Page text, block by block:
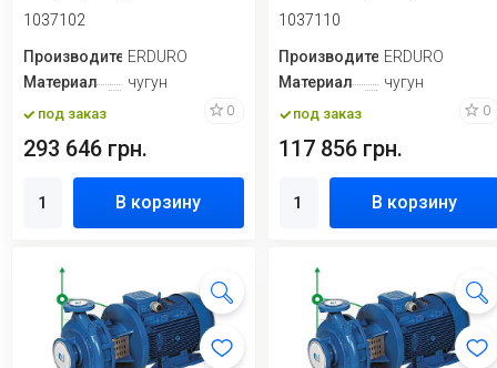
1037102
ПроизводительERDURO
Материал
чугун
под заказ 0
293 646 грн.
В корзину
1037110
ПроизводительERDURO
Материал
чугун
под заказ 0
117 856 грн.
В корзину